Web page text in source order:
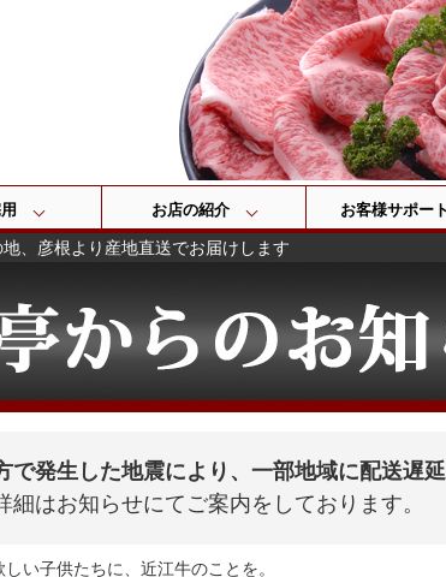
検索
お店の紹介 お客様サポート
、彦根より産地直送でお届けします
発生した地震により、一部地域に配送遅
細はお知らせにてご案内をしております。
しい子供たちに、近江牛のことを。